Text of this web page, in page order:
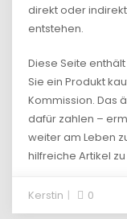
direkt oder
entstehen.
Diese Seite
Sie ein Produkt
Kommission. Das
dafür zahlen –
weiter am Leben
hilfreiche Artikel
Kerstin 0